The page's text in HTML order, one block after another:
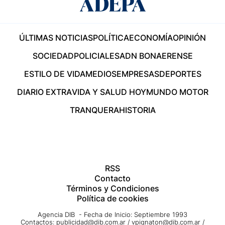
ÚLTIMAS NOTICIASPOLÍTICAECONOMÍAOPINIÓN
SOCIEDADPOLICIALESADN BONAERENSE
ESTILO DE VIDAMEDIOSEMPRESASDEPORTES
DIARIO EXTRAVIDA Y SALUD HOYMUNDO MOTOR
TRANQUERAHISTORIA
RSS
Contacto
Términos y Condiciones
Política de cookies
Agencia DIB - Fecha de Inicio: Septiembre 1993
Contactos: publicidad@dib.com.ar / vpignaton@dib.com.ar /